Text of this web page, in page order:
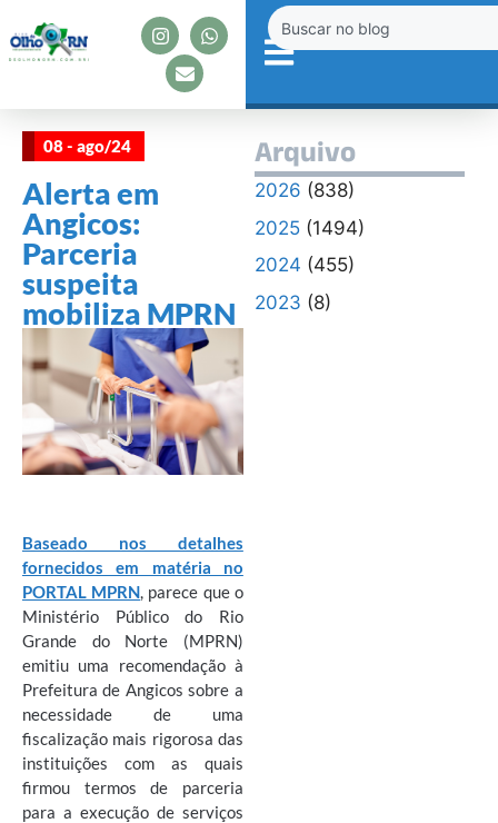
08 - ago/24
Alerta em
Angicos:
Parceria
suspeita
mobiliza MPRN
Baseado nos detalhes
fornecidos em matéria no
PORTAL MPRN, parece que o
Ministério Público do Rio
Grande do Norte (MPRN)
emitiu uma recomendação à
Prefeitura de Angicos sobre a
necessidade de uma
fiscalização mais rigorosa das
instituições com as quais
firmou termos de parceria
para a execução de serviços
Arquivo
2026 (838)
2025(1494)
2024 (455)
2023 (8)